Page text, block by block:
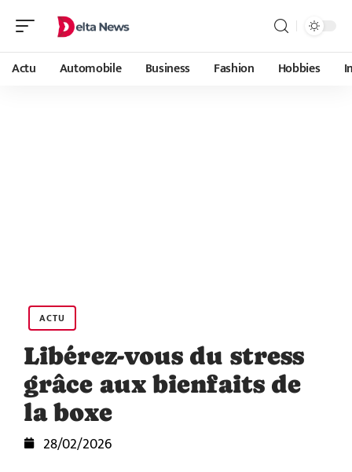
Actu Automobile Business Fashion Hobbies
ACTU
Libérez-vous du stress
grâce aux bienfaits de
la boxe
28/02/2026